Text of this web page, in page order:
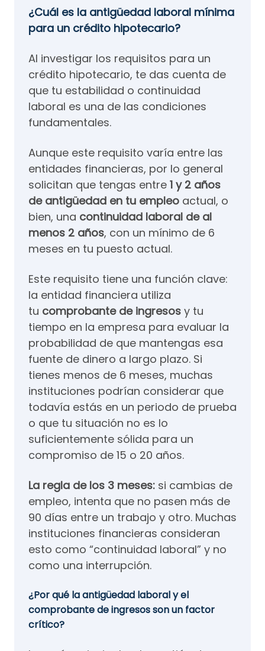
¿Cuál es la antigüedad laboral mínima
para un crédito hipotecario?
Al investigar los requisitos para un
crédito hipotecario, te das cuenta de
que tu estabilidad o continuidad
laboral es una de las condiciones
fundamentales.
Aunque este requisito varía entre las
entidades financieras, por lo general
solicitan que tengas entre 1 y 2 años
de antigüedad en tu empleo actual, o
bien, una continuidad laboral de al
menos 2 años, con un mínimo de 6
meses en tu puesto actual.
Este requisito tiene una función clave:
la entidad financiera utiliza
tu comprobante de ingresos y tu
tiempo en la empresa para evaluar la
probabilidad de que mantengas esa
fuente de dinero a largo plazo. Si
tienes menos de 6 meses, muchas
instituciones podrían considerar que
todavía estás en un periodo de prueba
o que tu situación no es lo
suficientemente sólida para un
compromiso de 15 o 20 años.
La regla de los 3 meses: si cambias de
empleo, intenta que no pasen más de
90 días entre un trabajo y otro. Muchas
instituciones financieras consideran
esto como “continuidad laboral” y no
como una interrupción.
¿Por qué la antigüedad laboral y el
comprobante de ingresos son un factor
crítico?